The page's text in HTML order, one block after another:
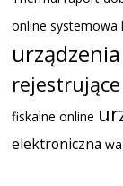
online systemowa
rejestrujące
fiskalne online
elektroniczna